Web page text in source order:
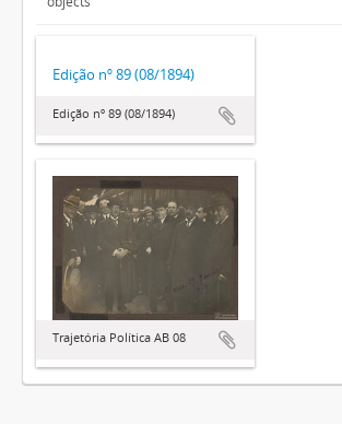
Edição nº 89 (08/1894)
Edição nº 89 (08/1894)
Trajetória Política AB 08